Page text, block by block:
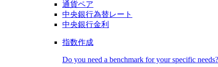
通貨ペア
中央銀行為替レート
中央銀行金利
指数作成
Do you need a benchmark for your specific needs?